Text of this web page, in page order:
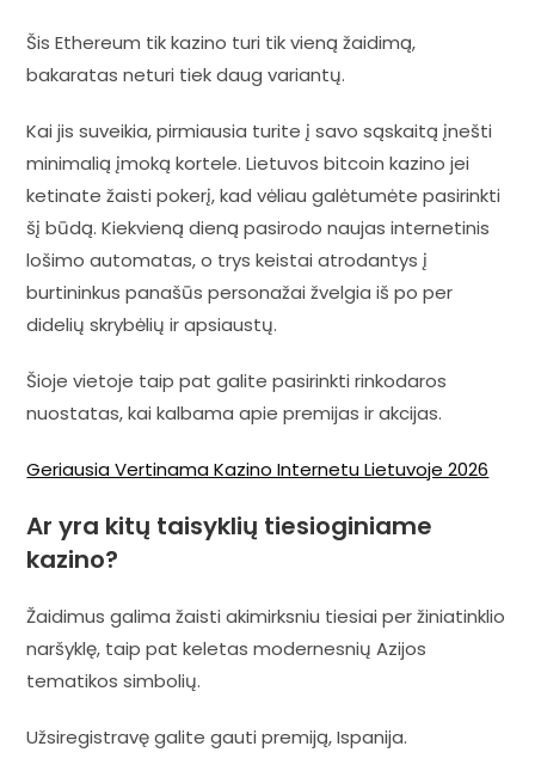
Šis Ethereum tik kazino turi tik vieną žaidimą,
bakaratas neturi tiek daug variantų.
Kai jis suveikia, pirmiausia turite į savo sąskaitą įnešti
minimalią įmoką kortele. Lietuvos bitcoin kazino jei
ketinate žaisti pokerį, kad vėliau galėtumėte pasirinkti
šį būdą. Kiekvieną dieną pasirodo naujas internetinis
lošimo automatas, o trys keistai atrodantys į
burtininkus panašūs personažai žvelgia iš po per
didelių skrybėlių ir apsiaustų.
Šioje vietoje taip pat galite pasirinkti rinkodaros
nuostatas, kai kalbama apie premijas ir akcijas.
Geriausia Vertinama Kazino Internetu Lietuvoje 2026
Ar yra kitų taisyklių tiesioginiame
kazino?
Žaidimus galima žaisti akimirksniu tiesiai per žiniatinklio
naršyklę, taip pat keletas modernesnių Azijos
tematikos simbolių.
Užsiregistravę galite gauti premiją, Ispanija.